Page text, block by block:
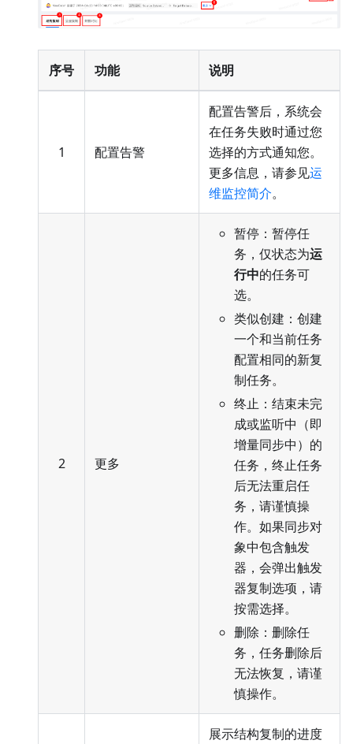
序号 功能 说明
1 配置告警
配置告警后，系统会
在任务失败时通过您
选择的方式通知您。
更多信息，请参见运
维监控简介。
2 更多
暂停：暂停任
务，仅状态为运
行中的任务可
选。
类似创建：创建
一个和当前任务
配置相同的新复
制任务。
终止：结束未完
成或监听中（即
增量同步中）的
任务，终止任务
后无法重启任
务，请谨慎操
作。如果同步对
象中包含触发
器，会弹出触发
器复制选项，请
按需选择。
删除：删除任
务，任务删除后
无法恢复，请谨
慎操作。
展示结构复制的进度